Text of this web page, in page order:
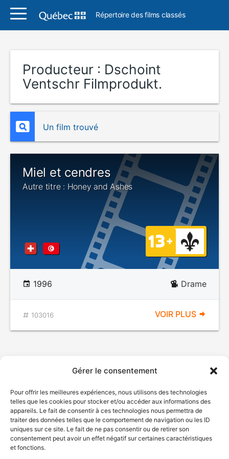
Gérer le consentement
Pour offrir les meilleures expériences, nous utilisons des technologies
telles que les cookies pour stocker et/ou accéder aux informations des
appareils. Le fait de consentir à ces technologies nous permettra de
traiter des données telles que le comportement de navigation ou les ID
uniques sur ce site. Le fait de ne pas consentir ou de retirer son
consentement peut avoir un effet négatif sur certaines caractéristiques
et fonctions.
Répertoire des films classés
Producteur : Dschoint
Ventschr Filmprodukt.
Un film trouvé
Miel et cendres
Autre titre : Honey and Ashes
1996 Drame
103016 VOIR PLUS